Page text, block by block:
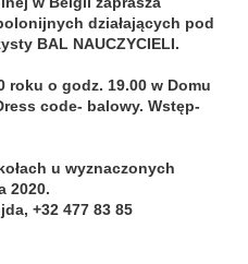
działających pod
BAL NAUCZYCIELI.
roku o godz. 19.00 w Domu
code- balowy. Wstęp-
u wyznaczonych
2020.
+32 477 83 85